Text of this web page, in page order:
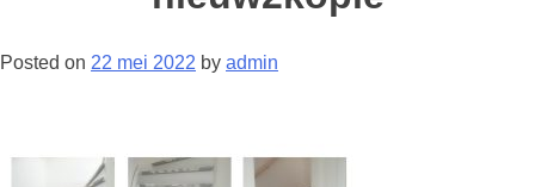
Posted on 22 mei 2022 by admin